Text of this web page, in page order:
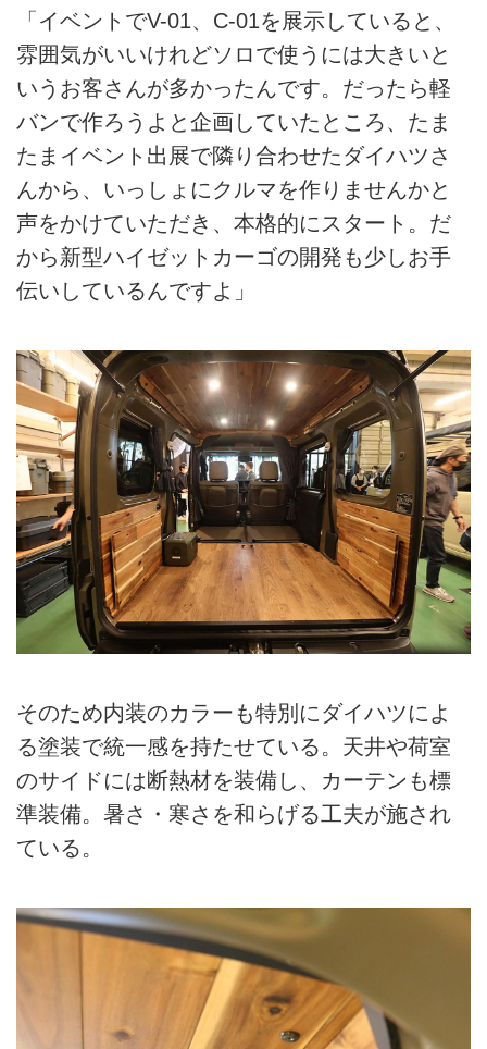
「イベントでV-01、C-01を展示していると、
雰囲気がいいけれどソロで使うには大きいと
いうお客さんが多かったんです。だったら軽
バンで作ろうよと企画していたところ、たま
たまイベント出展で隣り合わせたダイハツさ
んから、いっしょにクルマを作りませんかと
声をかけていただき、本格的にスタート。だ
から新型ハイゼットカーゴの開発も少しお手
伝いしているんですよ」
そのため内装のカラーも特別にダイハツによ
る塗装で統一感を持たせている。天井や荷室
のサイドには断熱材を装備し、カーテンも標
準装備。暑さ・寒さを和らげる工夫が施され
ている。